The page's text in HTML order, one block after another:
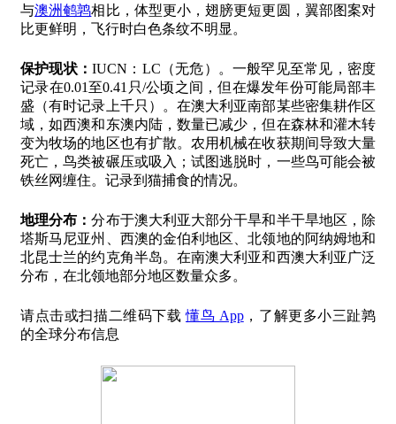
与澳洲鹌鹑相比，体型更小，翅膀更短更圆，翼部图案对
比更鲜明，飞行时白色条纹不明显。
保护现状：IUCN：LC（无危）。一般罕见至常见，密度
记录在0.01至0.41只/公顷之间，但在爆发年份可能局部丰
盛（有时记录上千只）。在澳大利亚南部某些密集耕作区
域，如西澳和东澳内陆，数量已减少，但在森林和灌木转
变为牧场的地区也有扩散。农用机械在收获期间导致大量
死亡，鸟类被碾压或吸入；试图逃脱时，一些鸟可能会被
铁丝网缠住。记录到猫捕食的情况。
地理分布：分布于澳大利亚大部分干旱和半干旱地区，除
塔斯马尼亚州、西澳的金伯利地区、北领地的阿纳姆地和
北昆士兰的约克角半岛。在南澳大利亚和西澳大利亚广泛
分布，在北领地部分地区数量众多。
请点击或扫描二维码下载懂鸟 App，了解更多小三趾鹑
的全球分布信息